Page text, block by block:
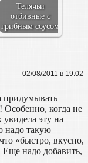
Телячьи
отбивные с
грибным соусом
02/08/2011 в 19:02
придумывать
когда не
увидела эту на
надо такую
«быстро, вкусно,
Еще надо добавить,